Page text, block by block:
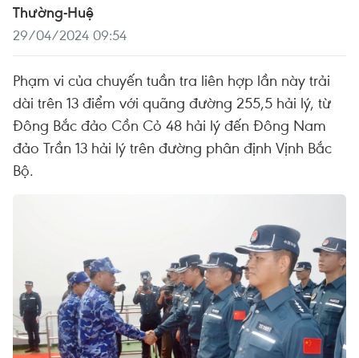
Thường-Huệ
29/04/2024 09:54
Phạm vi của chuyến tuần tra liên hợp lần này trải
dài trên 13 điểm với quãng đường 255,5 hải lý, từ
Đông Bắc đảo Cồn Cỏ 48 hải lý đến Đông Nam
đảo Trần 13 hải lý trên đường phân định Vịnh Bắc
Bộ.